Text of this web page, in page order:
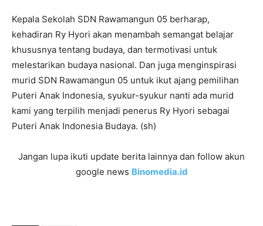
Kepala Sekolah SDN Rawamangun 05 berharap,
kehadiran Ry Hyori akan menambah semangat belajar
khususnya tentang budaya, dan termotivasi untuk
melestarikan budaya nasional. Dan juga menginspirasi
murid SDN Rawamangun 05 untuk ikut ajang pemilihan
Puteri Anak Indonesia, syukur-syukur nanti ada murid
kami yang terpilih menjadi penerus Ry Hyori sebagai
Puteri Anak Indonesia Budaya. (sh)
Jangan lupa ikuti update berita lainnya dan follow akun
google news Binomedia.id